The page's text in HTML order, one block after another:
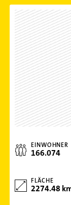
EINWOHNER
166.074
FLÄCHE
2274.48